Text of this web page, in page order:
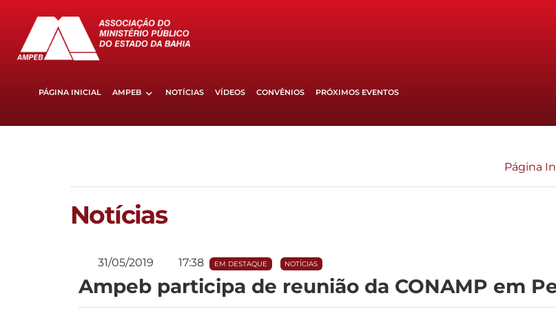
PÁGINA INICIAL AMPEB NOTÍCIAS VÍDEOS CONVÊNIOS PRÓXIMOS EVENTOS
Página
Notícias
31/05/2019 17:38 EM DESTAQUE NOTÍCIAS
Ampeb participa de reunião da CONAMP em